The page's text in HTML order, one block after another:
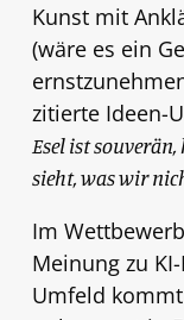
Kunst mit
(wäre es ein
zitierte Ideen-
Esel ist
sieht, was wir
Im
Meinung zu
Umfeld